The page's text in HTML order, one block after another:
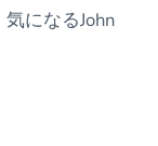
になるJohn